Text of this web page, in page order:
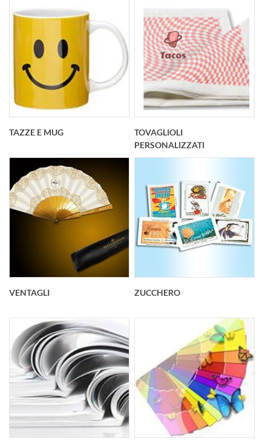
TAZZE E MUG
TOVAGLIOLI
PERSONALIZZATI
VENTAGLI ZUCCHERO